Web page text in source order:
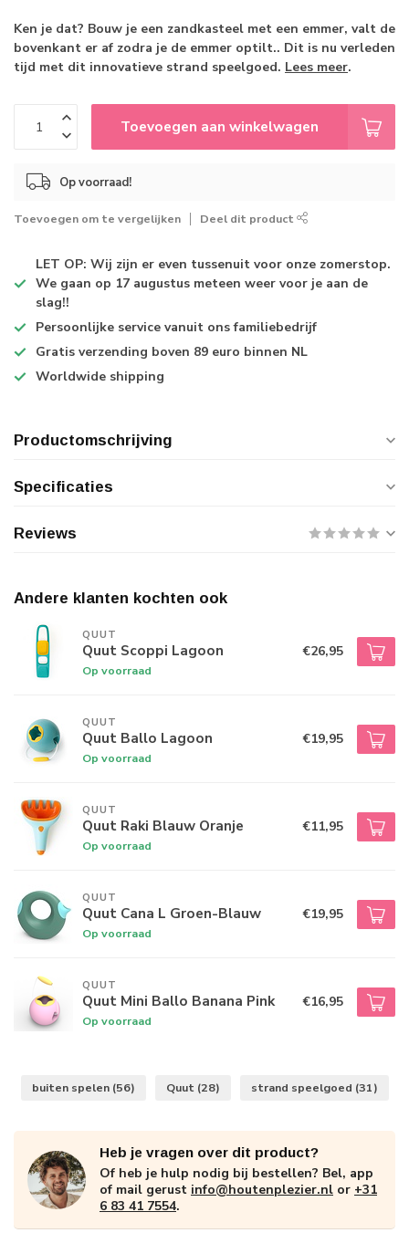
Ken je dat? Bouw je een zandkasteel met een emmer, valt de
bovenkant er af zodra je de emmer optilt.. Dit is nu verleden
tijd met dit innovatieve strand speelgoed. Lees meer.
Toevoegen aan winkelwagen
Op voorraad!
Toevoegen om te vergelijken Deel dit product
LET OP: Wij zijn er even tussenuit voor onze zomerstop.
We gaan op 17 augustus meteen weer voor je aan de
slag!!
Persoonlijke service vanuit ons familiebedrijf
Gratis verzending boven 89 euro binnen NL
Worldwide shipping
Productomschrijving
Specificaties
Reviews
Andere klanten kochten ook
QUUT
Quut Scoppi Lagoon
Op voorraad
€26,95
QUUT
Quut Ballo Lagoon
Op voorraad
€19,95
QUUT
Quut Raki Blauw Oranje
Op voorraad
€11,95
QUUT
Quut Cana L Groen-Blauw
Op voorraad
€19,95
QUUT
Quut Mini Ballo Banana Pink
Op voorraad
€16,95
buiten spelen (56) Quut (28) strand speelgoed (31)
Heb je vragen over dit product?
Of heb je hulp nodig bij bestellen? Bel, app
of mail gerust info@houtenplezier.nl or +31
6 83 41 7554.